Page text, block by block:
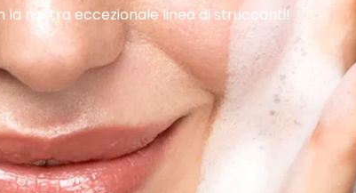
la nostra eccezionale linea di struccanti!